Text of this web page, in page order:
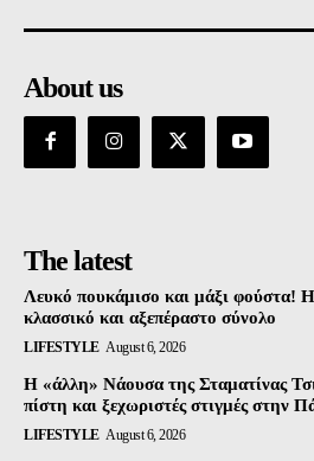
About us
The latest
Λευκό πουκάμισο και μάξι φούστα!
κλασσικό και αξεπέραστο σύνολο
LIFESTYLE August 6, 2026
Η «άλλη» Νάουσα της Σταματίνας
πίστη και ξεχωριστές στιγμές στην
LIFESTYLE August 6, 2026